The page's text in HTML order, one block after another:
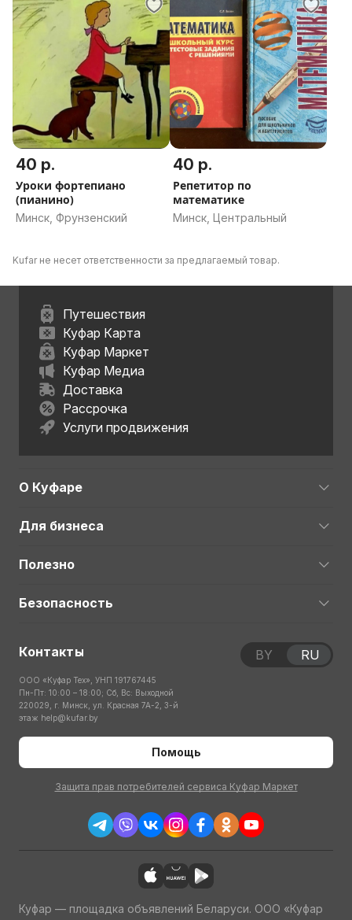
40 р.
Уроки фортепиано
(пианино)
Минск, Фрунзенский
40 р.
Репетитор по
математике
Минск, Центральный
Kufar не несет ответственности за предлагаемый товар.
Путешествия
Куфар Карта
Куфар Маркет
Куфар Медиа
Доставка
Рассрочка
Услуги продвижения
О Куфаре
Для бизнеса
Полезно
Безопасность
Контакты
ООО «Куфар Тех», УНП 191767445
Пн-Пт: 10:00 – 18:00; Сб, Вс: Выходной
220029, г. Минск, ул. Красная 7А-2, 3-й
этаж help@kufar.by
Помощь
Защита прав потребителей сервиса Куфар Маркет
BY RU
Куфар — площадка объявлений Беларуси. ООО «Куфар